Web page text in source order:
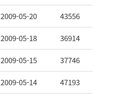
2009-05-20 43556
2009-05-18 36914
2009-05-15 37746
2009-05-14 47193